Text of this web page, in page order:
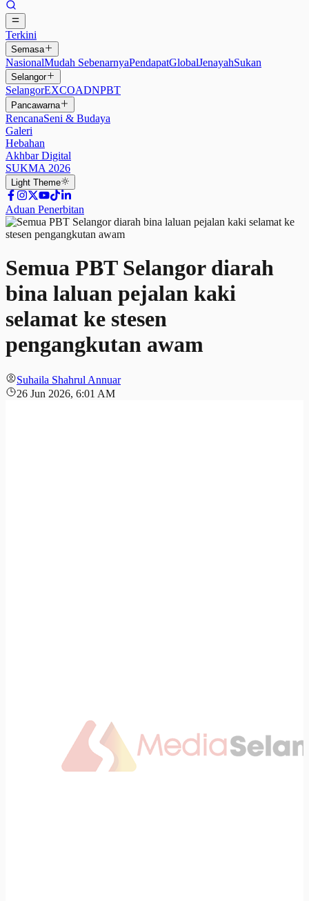
Terkini
Semasa
NasionalMudah SebenarnyaPendapatGlobalJenayahSukan
Selangor
SelangorEXCOADNPBT
Pancawarna
RencanaSeni & Budaya
Galeri
Hebahan
Akhbar Digital
SUKMA 2026
Light Theme
Aduan Penerbitan
Semua PBT Selangor diarah
bina laluan pejalan kaki
selamat ke stesen
pengangkutan awam
Suhaila Shahrul Annuar
26 Jun 2026, 6:01 AM